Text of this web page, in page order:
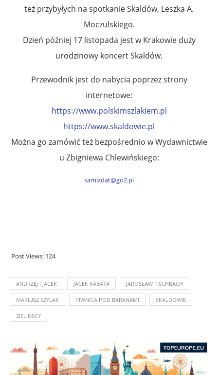
też przybyłych na spotkanie Skaldów, Leszka A.
Moczulskiego.
Dzień później 17 listopada jest w Krakowie duży
urodzinowy koncert Skaldów.
Przewodnik jest do nabycia poprzez strony
internetowe:
https://www.polskimszlakiem.pl
https://www.skaldowie.pl
Można go zamówić też bezpośrednio w Wydawnictwie
u Zbigniewa Chlewińskiego:
samizdat@go2.pl
Post Views: 124
ANDRZEJ I JACEK JACEK KABATA JAROSŁAW FISCHBACH
MARIUSZ SZYLAK PIWNICA POD BARANAMI SKALDOWIE
ZIELIŃSCY